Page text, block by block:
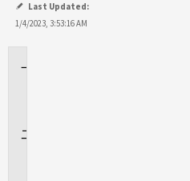
Last Updated:
1/4/2023, 3:53:16 AM